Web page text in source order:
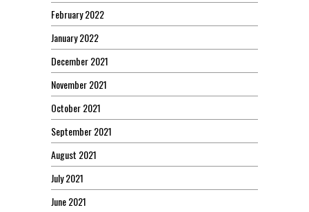
February 2022
January 2022
December 2021
November 2021
October 2021
September 2021
August 2021
July 2021
June 2021